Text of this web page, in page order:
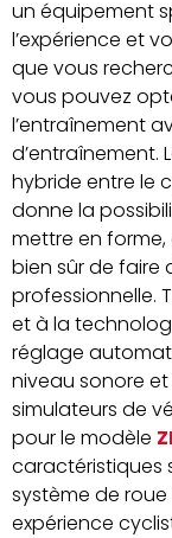
un équipement
l’expérience et
que vous
vous pouvez
l’entraînement
d’entraînement.
hybride entre le
donne la
mettre en
bien sûr de faire
professionnelle.
et à la
réglage
niveau sonore
simulateurs de
pour le modèle
caractéristiques
système de
expérience